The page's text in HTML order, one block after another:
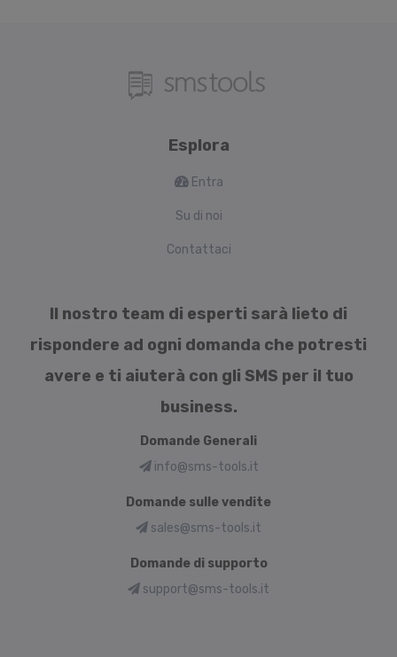
Esplora
Entra
Su di noi
Contattaci
Il nostro team di esperti sarà lieto di
rispondere ad ogni domanda che potresti
avere e ti aiuterà con gli SMS per il tuo
business.
Domande Generali
info@sms-tools.it
Domande sulle vendite
sales@sms-tools.it
Domande di supporto
support@sms-tools.it